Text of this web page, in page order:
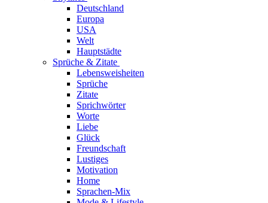
Deutschland
Europa
USA
Welt
Hauptstädte
Sprüche & Zitate
Lebensweisheiten
Sprüche
Zitate
Sprichwörter
Worte
Liebe
Glück
Freundschaft
Lustiges
Motivation
Home
Sprachen-Mix